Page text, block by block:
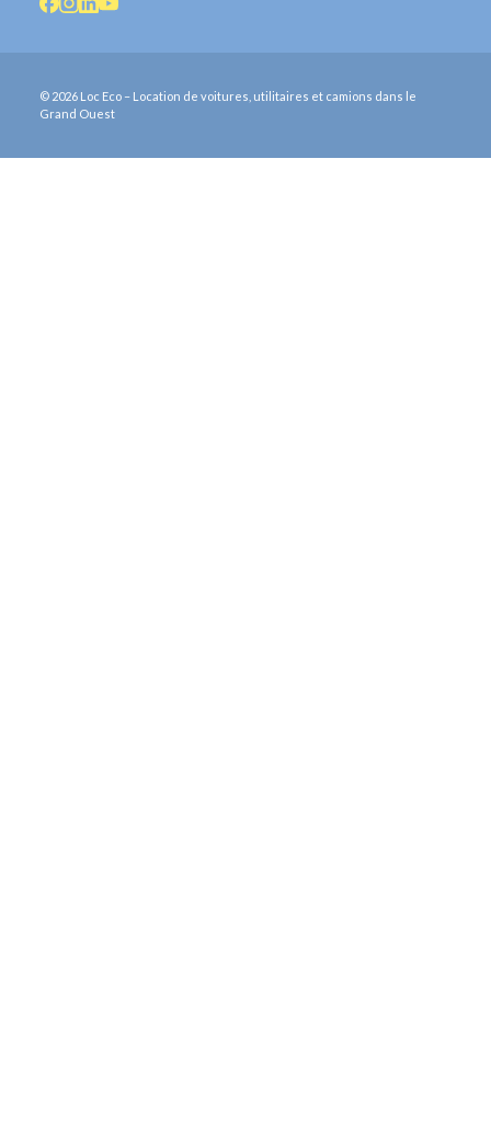
© 2026 Loc Eco – Location de voitures, utilitaires et camions dans le
Grand Ouest